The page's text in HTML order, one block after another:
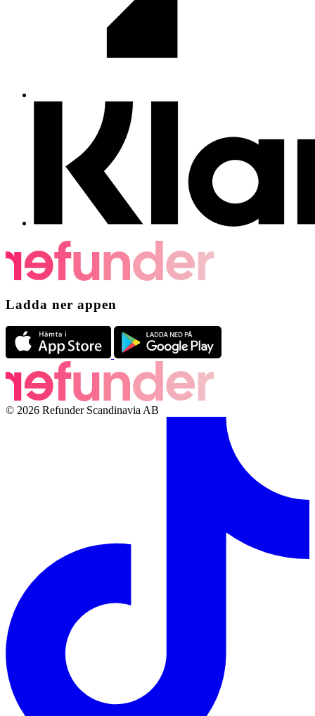
Ladda ner appen
© 2026 Refunder Scandinavia AB